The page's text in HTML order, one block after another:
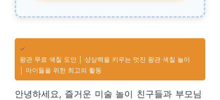
✓
왕관 무료 색칠 도안 │ 상상력을 키우는 멋진 왕관 색칠 놀이
│ 아이들을 위한 최고의 활동
안녕하세요, 즐거운 미술 놀이 친구들과 부모님